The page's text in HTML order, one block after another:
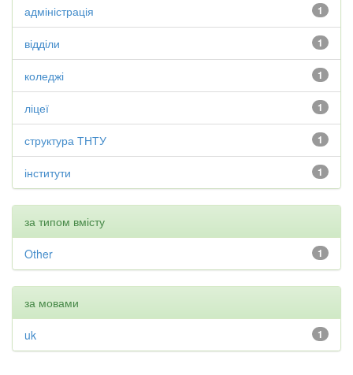
1
адміністрація
1
відділи
1
коледжі
1
ліцеї
1
структура ТНТУ
1
інститути
за типом вмісту
1
Other
за мовами
1
uk